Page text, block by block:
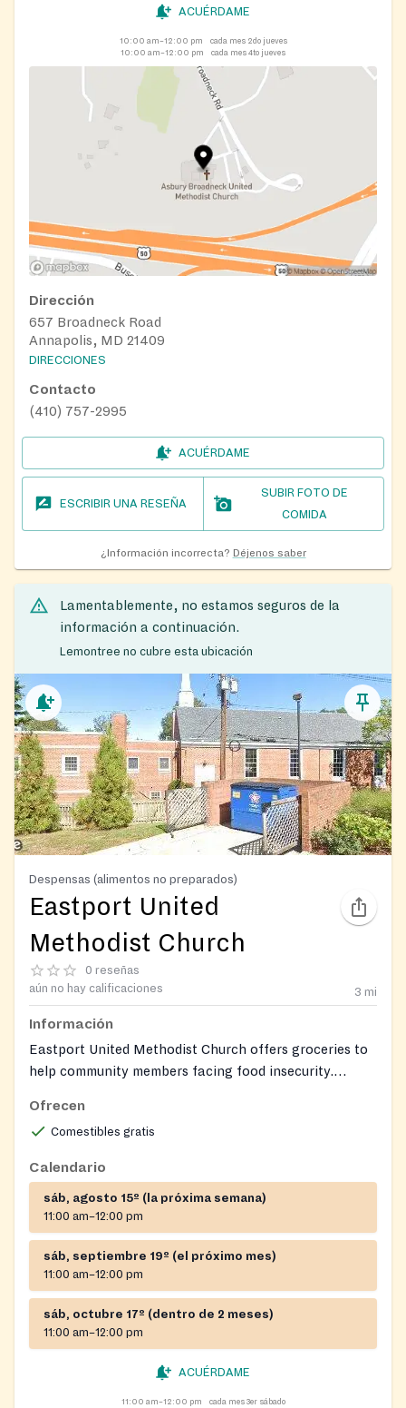
ACUÉRDAME
10:00 am–12:00 pm
cada mes 2do jueves
10:00 am–12:00 pm
cada mes 4to jueves
Dirección
657 Broadneck Road
Annapolis, MD 21409
DIRECCIONES
Contacto
(410) 757-2995
ACUÉRDAME
ESCRIBIR UNA RESEÑA
SUBIR FOTO DE
COMIDA
¿Información incorrecta? Déjenos saber
Lamentablemente, no estamos seguros de la
información a continuación.
Lemontree no cubre esta ubicación
Despensas (alimentos no preparados)
Eastport United
Methodist Church
0 reseñas
aún no hay calificaciones
3 mi
Información
Eastport United Methodist Church offers groceries to
help community members facing food insecurity.
pantry staples.
Ofrecen
Comestibles gratis
Calendario
sáb, agosto 15º (la próxima semana)
11:00 am–12:00 pm
sáb, septiembre 19º (el próximo mes)
11:00 am–12:00 pm
sáb, octubre 17º (dentro de 2 meses)
11:00 am–12:00 pm
ACUÉRDAME
11:00 am–12:00 pm cada mes 3er sábado